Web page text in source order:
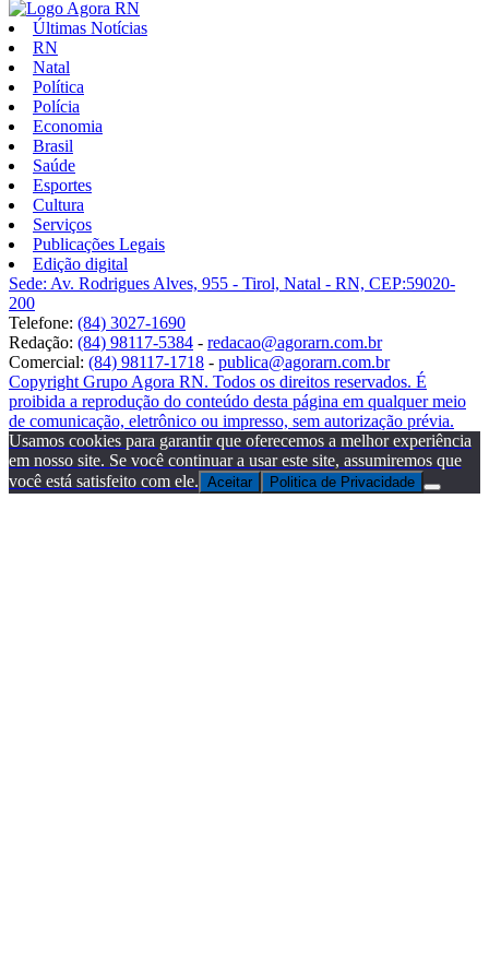
Últimas Notícias
RN
Natal
Política
Polícia
Economia
Brasil
Saúde
Esportes
Cultura
Serviços
Publicações Legais
Edição digital
Sede: Av. Rodrigues Alves, 955 - Tirol, Natal - RN, CEP:59020-
200
Telefone: (84) 3027-1690
Redação: (84) 98117-5384 - redacao@agorarn.com.br
Comercial: (84) 98117-1718 - publica@agorarn.com.br
Copyright Grupo Agora RN. Todos os direitos reservados. É
proibida a reprodução do conteúdo desta página em qualquer meio
de comunicação, eletrônico ou impresso, sem autorização prévia.
Usamos cookies para garantir que oferecemos a melhor experiência
em nosso site. Se você continuar a usar este site, assumiremos que
você está satisfeito com ele. Aceitar Politica de Privacidade